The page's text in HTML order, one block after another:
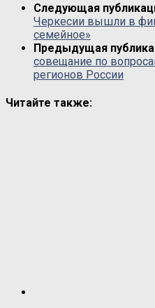
Следующая
Черкесии вышли в
семейное»
Предыдущая
совещание по
регионов России
Читайте также: